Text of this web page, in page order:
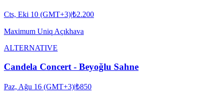
Cts, Eki 10 (GMT+3)|₺2.200
Maximum Uniq Açıkhava
ALTERNATIVE
Candela Concert - Beyoğlu Sahne
Paz, Ağu 16 (GMT+3)|₺850